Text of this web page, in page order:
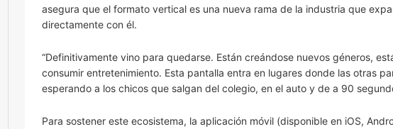
asegura que el formato vertical es una nueva rama de la industria que
directamente con él.
“Definitivamente vino para quedarse. Están creándose nuevos géneros,
consumir entretenimiento. Esta pantalla entra en lugares donde las otras
esperando a los chicos que salgan del colegio, en el auto y de a 90
Para sostener este ecosistema, la aplicación móvil (disponible en iOS,